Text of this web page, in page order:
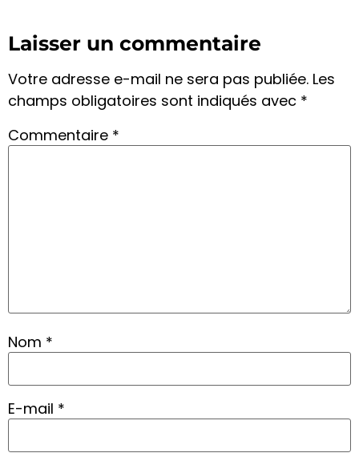
Laisser un commentaire
Votre adresse e-mail ne sera pas publiée. Les
champs obligatoires sont indiqués avec *
Commentaire *
Nom *
E-mail *